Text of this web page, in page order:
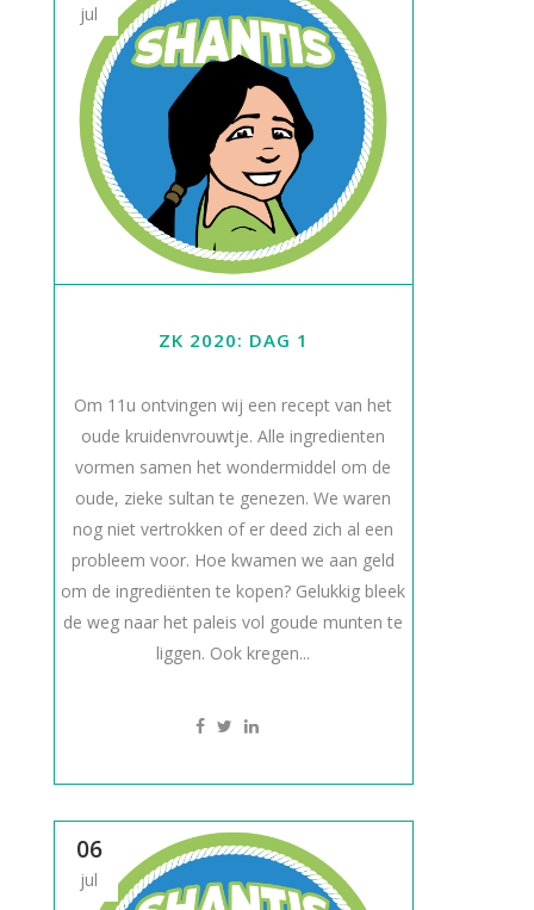
jul
ZK 2020: DAG 1
Om 11u ontvingen wij een recept van het
oude kruidenvrouwtje. Alle ingredienten
vormen samen het wondermiddel om de
oude, zieke sultan te genezen. We waren
nog niet vertrokken of er deed zich al een
probleem voor. Hoe kwamen we aan geld
om de ingrediënten te kopen? Gelukkig bleek
de weg naar het paleis vol goude munten te
liggen. Ook kregen...
06
jul